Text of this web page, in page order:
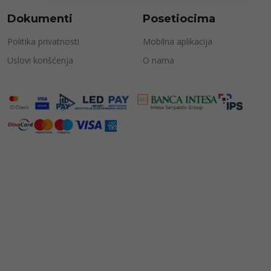
Dokumenti
Politika privatnosti
Uslovi korišćenja
Posetiocima
Mobilna aplikacija
O nama